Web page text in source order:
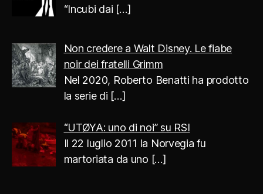
“Incubi dai […]
Non credere a Walt Disney. Le fiabe
noir dei fratelli Grimm
Nel 2020, Roberto Benatti ha prodotto
la serie di […]
“UTØYA: uno di noi” su RSI
Il 22 luglio 2011 la Norvegia fu
martoriata da uno […]